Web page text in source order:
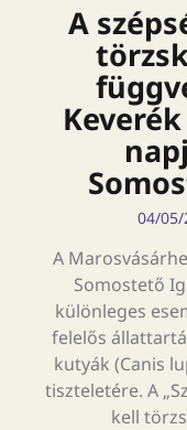
A
04/05/
A
Somostető
különleges
felelős
kutyák (Canis
tiszteletére. A
kell